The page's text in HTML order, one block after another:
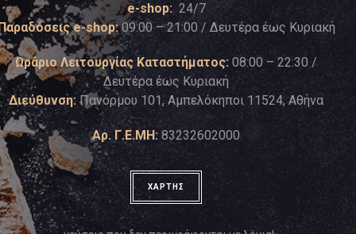
e-shop: 24/7
e-shop:09:00 – 21:00 / Δευτέρα έως Κυριακή
Ωράριο Λειτουργίας Καταστήματος: 08:00 – 22:30 /
Δευτέρα έως Κυριακή
Διεύθυνση: Πανόρμου 101, Αμπελόκηποι 11524, Αθήνα
Αρ. Γ.Ε.ΜΗ: 83232602000
ΧΑΡΤΗΣ